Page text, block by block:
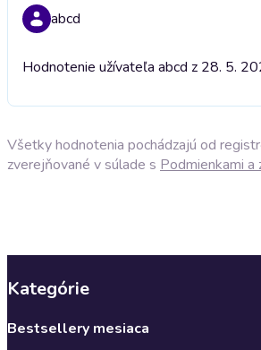
abcd
Hodnotenie užívateľa abcd z 28. 5.
Všetky hodnotenia pochádzajú od
zverejňované v súlade s Podmienkami
Kategórie
Bestsellery mesiaca